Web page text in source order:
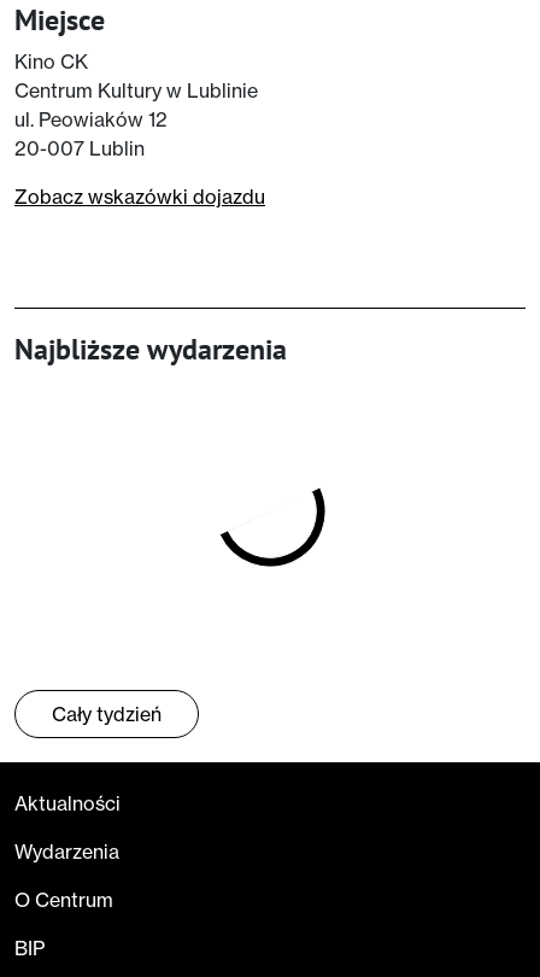
Miejsce
Kino CK
Centrum Kultury w Lublinie
ul. Peowiaków 12
20-007 Lublin
Zobacz wskazówki dojazdu
Najbliższe wydarzenia
Cały tydzień
Aktualności
Wydarzenia
O Centrum
BIP